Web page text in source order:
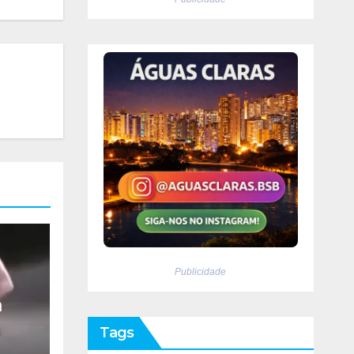
Publicidade
Tags